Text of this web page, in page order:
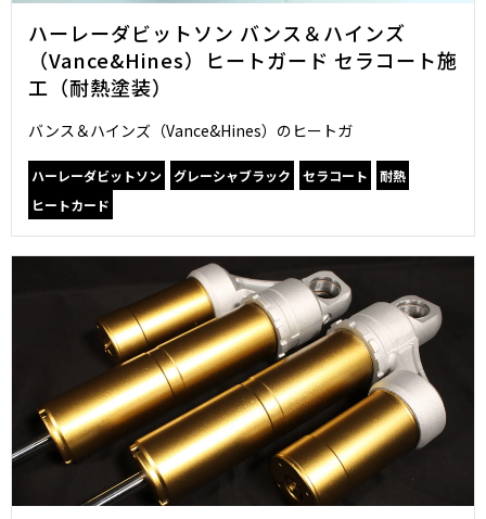
ハーレーダビットソン バンス＆ハインズ
（Vance&Hines）ヒートガード セラコート施
工（耐熱塗装）
バンス＆ハインズ（Vance&Hines）のヒートガ
ハーレーダビットソン グレーシャブラック セラコート
耐熱
ヒートカード